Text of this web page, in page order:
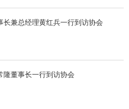
长兼总经理黄红兵一行到访协会
隆董事长一行到访协会